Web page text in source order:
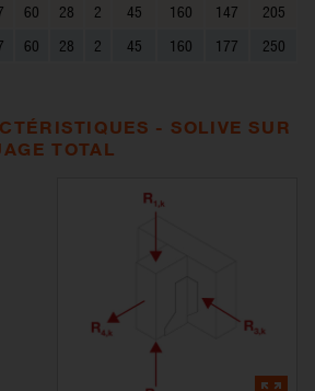
60 28 2 45 160 147 205
60 28 2 45 160 177 250
- SOLIVE SUR
TOTAL